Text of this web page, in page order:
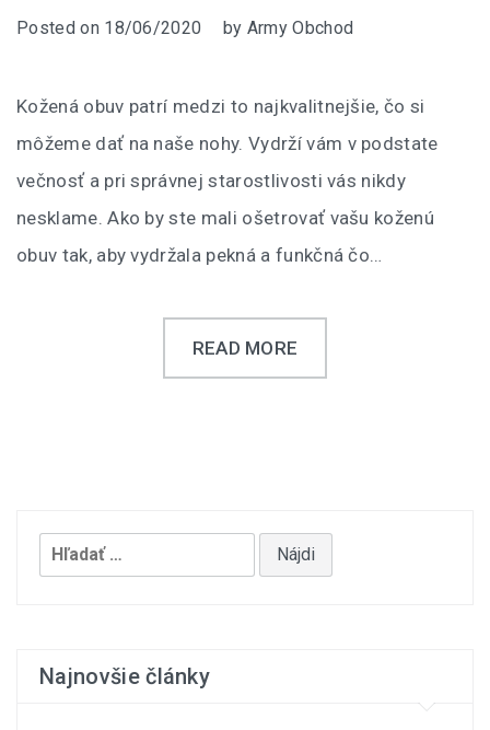
Posted on 18/06/2020 by Army Obchod
Kožená obuv patrí medzi to najkvalitnejšie, čo si
môžeme dať na naše nohy. Vydrží vám v podstate
večnosť a pri správnej starostlivosti vás nikdy
nesklame. Ako by ste mali ošetrovať vašu koženú
obuv tak, aby vydržala pekná a funkčná čo…
READ MORE
Hľadať:
Najnovšie články